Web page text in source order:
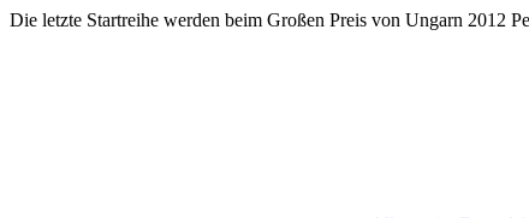
Die letzte Startreihe werden beim Großen Preis von Ungarn 2012